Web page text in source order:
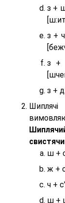
з +
з +
з +
з +
ш +
ж +
ч +
ш +